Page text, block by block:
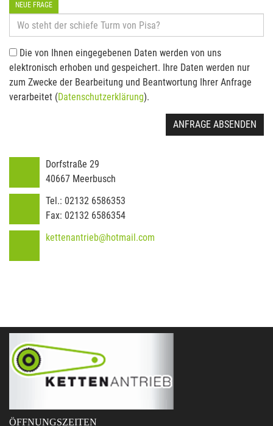
NEUE FRAGE
Die von Ihnen eingegebenen Daten werden von uns
elektronisch erhoben und gespeichert. Ihre Daten werden nur
zum Zwecke der Bearbeitung und Beantwortung Ihrer Anfrage
verarbeitet (Datenschutzerklärung).
ANFRAGE ABSENDEN
Dorfstraße 29
40667 Meerbusch
Tel.: 02132 6586353
Fax: 02132 6586354
kettenantrieb@hotmail.com
ÖFFNUNGSZEITEN